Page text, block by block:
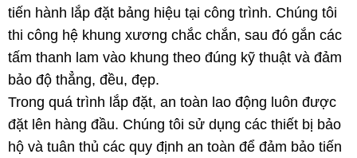
tiến hành lắp đặt bảng hiệu tại công trình. Chúng tôi
thi công hệ khung xương chắc chắn, sau đó gắn các
tấm thanh lam vào khung theo đúng kỹ thuật và đảm
bảo độ thẳng, đều, đẹp.
Trong quá trình lắp đặt, an toàn lao động luôn được
đặt lên hàng đầu. Chúng tôi sử dụng các thiết bị bảo
hộ và tuân thủ các quy định an toàn để đảm bảo tiến